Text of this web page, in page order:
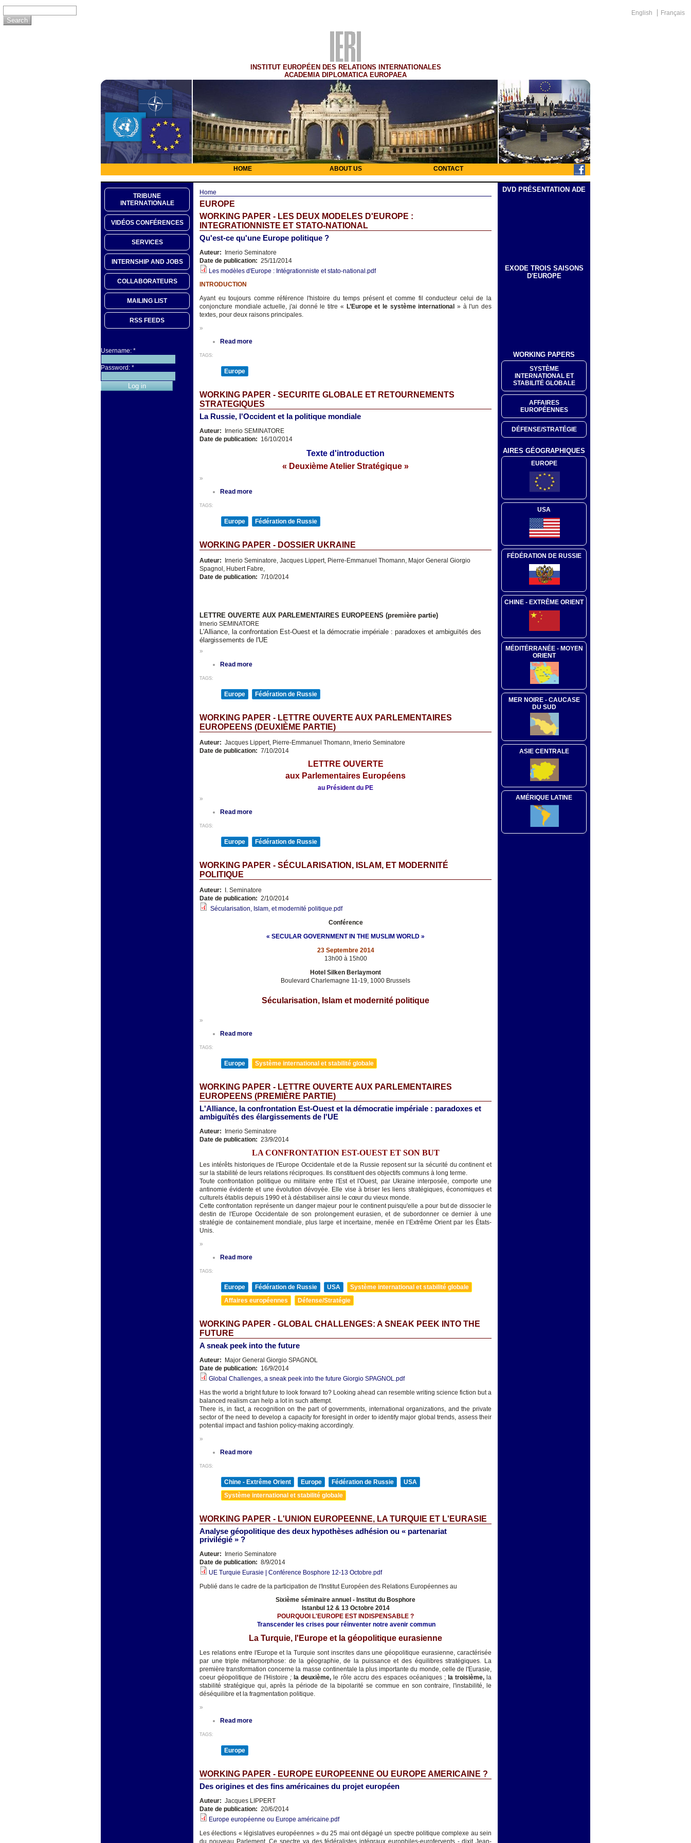
English Français
INSTITUT EUROPÉEN DES RELATIONS INTERNATIONALES
ACADEMIA DIPLOMATICA EUROPAEA
HOME ABOUT US CONTACT
TRIBUNE
INTERNATIONALE
VIDÉOS CONFÉRENCES
SERVICES
INTERNSHIP AND JOBS
COLLABORATEURS
MAILING LIST
RSS FEEDS
Username: *
Password: *
Home
EUROPE
WORKING PAPER - LES DEUX MODELES D'EUROPE :
INTEGRATIONNISTE ET STATO-NATIONAL
Qu'est-ce qu'une Europe politique ?
Auteur: Irnerio Seminatore
Date de publication: 25/11/2014
Les modèles d'Europe : Intégrationniste et stato-national.pdf
INTRODUCTION
Ayant eu toujours comme référence l'histoire du temps présent et comme fil conducteur celui de la
conjoncture mondiale actuelle, j'ai donné le titre « L’Europe et le système international » à l'un des
textes, pour deux raisons principales.
»
Read more
TAGS:
Europe
WORKING PAPER - SECURITE GLOBALE ET RETOURNEMENTS
STRATEGIQUES
La Russie, l'Occident et la politique mondiale
Auteur:
Irnerio SEMINATORE
Date de publication: 16/10/2014
Texte d'introduction
« Deuxième Atelier Stratégique »
»
Read more
TAGS:
Europe Fédération de Russie
WORKING PAPER - DOSSIER UKRAINE
Auteur: Irnerio Seminatore, Jacques Lippert, Pierre-Emmanuel Thomann, Major General Giorgio
Spagnol, Hubert Fabre,
Date de publication: 7/10/2014
LETTRE OUVERTE AUX PARLEMENTAIRES EUROPEENS (première partie)
Irnerio SEMINATORE
L'Alliance, la confrontation Est-Ouest et la démocratie impériale : paradoxes et ambiguïtés des
élargissements de l'UE
»
Read more
TAGS:
Europe Fédération de Russie
WORKING PAPER - LETTRE OUVERTE AUX PARLEMENTAIRES
EUROPEENS (DEUXIÈME PARTIE)
Auteur: Jacques Lippert, Pierre-Emmanuel Thomann, Irnerio Seminatore
Date de publication: 7/10/2014
LETTRE OUVERTE
aux Parlementaires Européens
au Président du PE
»
Read more
TAGS:
Europe Fédération de Russie
WORKING PAPER - SÉCULARISATION, ISLAM, ET MODERNITÉ
POLITIQUE
Auteur:
I. Seminatore
Date de publication: 2/10/2014
Sécularisation, Islam, et modernité politique.pdf
Conférence
« SECULAR GOVERNMENT IN THE MUSLIM WORLD »
23 Septembre 2014
13h00 à 15h00
Hotel Silken Berlaymont
Boulevard Charlemagne 11-19, 1000 Brussels
Sécularisation, Islam et modernité politique
»
Read more
TAGS:
Europe Système international et stabilité globale
WORKING PAPER - LETTRE OUVERTE AUX PARLEMENTAIRES
EUROPEENS (PREMIÈRE PARTIE)
L'Alliance, la confrontation Est-Ouest et la démocratie impériale : paradoxes et
ambiguïtés des élargissements de l'UE
Auteur: Irnerio Seminatore
Date de publication: 23/9/2014
LA CONFRONTATION EST-OUEST ET SON BUT
Les intérêts historiques de l'Europe Occidentale et de la Russie reposent sur la sécurité du continent et
sur la stabilité de leurs relations réciproques. Ils constituent des objectifs communs à long terme.
Toute confrontation politique ou militaire entre l'Est et l'Ouest, par Ukraine interposée, comporte une
antinomie évidente et une évolution dévoyée. Elle vise à briser les liens stratégiques, économiques et
culturels établis depuis 1990 et à déstabiliser ainsi le cœur du vieux monde.
Cette confrontation représente un danger majeur pour le continent puisqu'elle a pour but de dissocier le
destin de l'Europe Occidentale de son prolongement eurasien, et de subordonner ce dernier à une
stratégie de containement mondiale, plus large et incertaine, menée en l’Extrême Orient par les États-
Unis.
»
Read more
TAGS:
Europe Fédération de Russie USA
Système international et stabilité globale
Affaires européennes
Défense/Stratégie
WORKING PAPER - GLOBAL CHALLENGES: A SNEAK PEEK INTO THE
FUTURE
A sneak peek into the future
Auteur:
Major General Giorgio SPAGNOL
Date de publication: 16/9/2014
Global Challenges, a sneak peek into the future Giorgio SPAGNOL.pdf
Has the world a bright future to look forward to? Looking ahead can resemble writing science fiction but a
balanced realism can help a lot in such attempt.
There is, in fact, a recognition on the part of governments, international organizations, and the private
sector of the need to develop a capacity for foresight in order to identify major global trends, assess their
potential impact and fashion policy-making accordingly.
»
Read more
TAGS:
Chine - Extrême Orient Europe Fédération de Russie
USA
Système international et stabilité globale
WORKING PAPER - L'UNION EUROPEENNE, LA TURQUIE ET L'EURASIE
Analyse géopolitique des deux hypothèses adhésion ou « partenariat
privilégié » ?
Auteur: Irnerio Seminatore
Date de publication: 8/9/2014
UE Turquie Eurasie | Conférence Bosphore 12-13 Octobre.pdf
Publié dans le cadre de la participation de l'Institut Européen des Relations Européennes au
Sixième séminaire annuel - Institut du Bosphore
Istanbul 12 & 13 Octobre 2014
POURQUOI L'EUROPE EST INDISPENSABLE ?
Transcender les crises pour réinventer notre avenir commun
La Turquie, l'Europe et la géopolitique eurasienne
Les relations entre l'Europe et la Turquie sont inscrites dans une géopolitique eurasienne, caractérisée
par une triple métamorphose: de la géographie, de la puissance et des équilibres stratégiques. La
première transformation concerne la masse continentale la plus importante du monde, celle de l'Eurasie,
coeur géopolitique de l'Histoire; la deuxième, le rôle accru des espaces océaniques ; la troisième,la
stabilité stratégique qui, après la période de la bipolarité se commue en son contraire, l'instabilité, le
déséquilibre et la fragmentation politique.
»
Read more
TAGS:
Europe
WORKING PAPER - EUROPE EUROPEENNE OU EUROPE AMERICAINE ?
Des origines et des fins américaines du projet européen
Auteur: Jacques LIPPERT
Date de publication: 20/6/2014
Europe européenne ou Europe américaine.pdf
Les élections « législatives européennes » du 25 mai ont dégagé un spectre politique complexe au sein
du nouveau Parlement. Ce spectre va des fédéralistes intégraux europhiles-eurofervents - dixit Jean-
DVD PRÉSENTATION ADE
EXODE TROIS SAISONS
D'EUROPE
WORKING PAPERS
SYSTÈME
INTERNATIONAL ET
STABILITÉ GLOBALE
AFFAIRES
EUROPÉENNES
DÉFENSE/STRATÉGIE
AIRES GÉOGRAPHIQUES
EUROPE
USA
FÉDÉRATION DE RUSSIE
CHINE - EXTRÊME ORIENT
MÉDITÉRRANÉE - MOYEN
ORIENT
MER NOIRE - CAUCASE
DU SUD
ASIE CENTRALE
AMÉRIQUE LATINE